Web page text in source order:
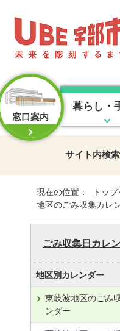
窓口案内
暮らし・
サイト内検索
現在の位置： トッ
地区のごみ収集カレ
ごみ収集日カレ
地区別カレンダー
東岐波地区のごみ
ンダー